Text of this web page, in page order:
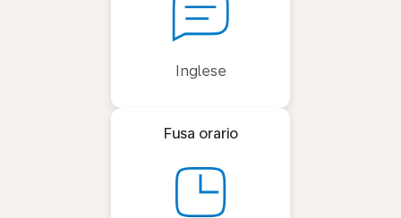
Inglese
Fusa orario